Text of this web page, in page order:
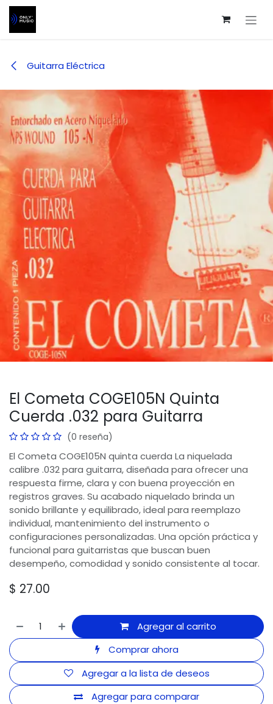
Ir al contenido
Guitarra Eléctrica
El Cometa COGE105N Quinta
Cuerda .032 para Guitarra
(0 reseña)
El Cometa COGE105N quinta cuerda La niquelada
calibre .032 para guitarra, diseñada para ofrecer una
respuesta firme, clara y con buena proyección en
registros graves. Su acabado niquelado brinda un
sonido brillante y equilibrado, ideal para reemplazo
individual, mantenimiento del instrumento o
configuraciones personalizadas. Una opción práctica y
funcional para guitarristas que buscan buen
desempeño, comodidad y sonido consistente al tocar.
$ 27.00
Agregar al carrito
Comprar ahora
Agregar para comparar
Agregar a la lista de deseos